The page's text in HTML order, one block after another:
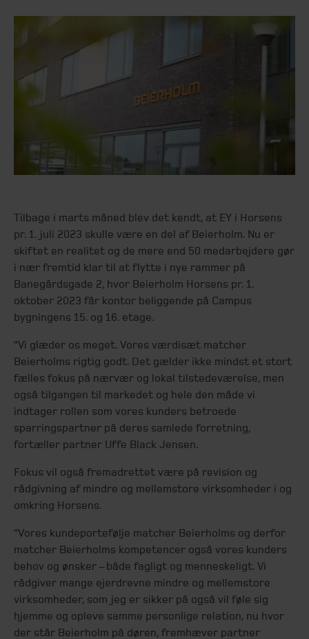
Tilbage i marts måned blev det kendt, at EY i Horsens
pr. 1. juli 2023 skulle være en del af Beierholm. Nu er
skiftet en realitet og de mere end 50 medarbejdere gør
i nær fremtid klar til at flytte i nye rammer på
Banegårdsgade 2, hvor Beierholm Horsens pr. 1.
oktober 2023 får kontor beliggende på Campus
bygningens 15. og 16. etage.
”Vi glæder os meget. Vores værdisæt matcher
Beierholms rigtig godt. Det gælder ikke mindst et stort
fælles fokus på nærvær og lokal tilstedeværelse, men
også tilgangen til markedet og hele den måde vi
indtager rollen som vores kunders betroede
sparringspartner på deres samlede forretning,
fortæller partner Uffe Black Jensen.
Fokus vil også fremadrettet være på revision og
rådgivning af mindre og mellemstore virksomheder i og
omkring Horsens.
”Vores kundeportefølje matcher Beierholms og derfor
matcher Beierholms kompetencer også vores kunders
behov og ønsker – både fagligt og menneskeligt. Vi
rådgiver mange ejerdrevne mindre og mellemstore
virksomheder, som jeg er sikker på også vil føle sig
hjemme og opleve samme personlige relation, nu hvor
der står Beierholm på døren, fremhæver partner